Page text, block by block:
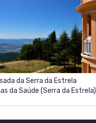
da Serra da Estrela
da Saúde (Serra da Estrela)